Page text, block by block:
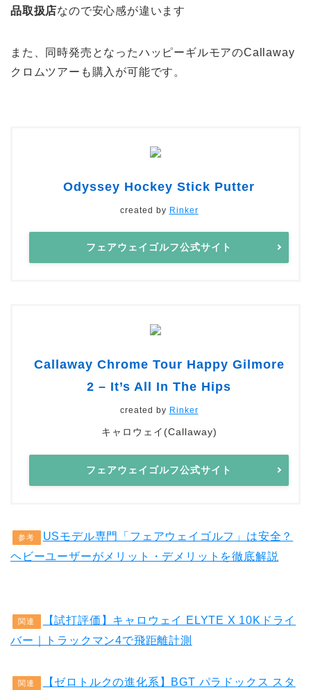
品取扱店なので安心感が違います
また、同時発売となったハッピーギルモアのCallaway
クロムツアーも購入が可能です。
Odyssey Hockey Stick Putter
created by Rinker
フェアウェイゴルフ公式サイト
Callaway Chrome Tour Happy Gilmore
2 – It’s All In The Hips
created by Rinker
キャロウェイ(Callaway)
フェアウェイゴルフ公式サイト
参考
USモデル専門「フェアウェイゴルフ」は安全？
ヘビーユーザーがメリット・デメリットを徹底解説
関連
【試打評価】キャロウェイ ELYTE X 10Kドライ
バー｜トラックマン4で飛距離計測
関連 【ゼロトルクの進化系】BGT パラドックス スタ